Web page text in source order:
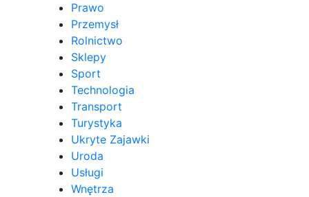
Prawo
Przemysł
Rolnictwo
Sklepy
Sport
Technologia
Transport
Turystyka
Ukryte Zajawki
Uroda
Usługi
Wnętrza